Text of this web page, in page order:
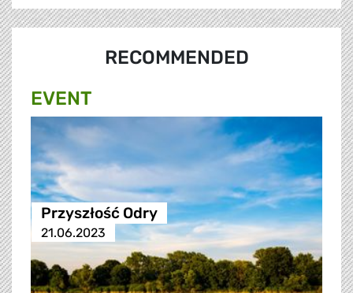
RECOMMENDED
EVENT
Przyszłość Odry
21.06.2023